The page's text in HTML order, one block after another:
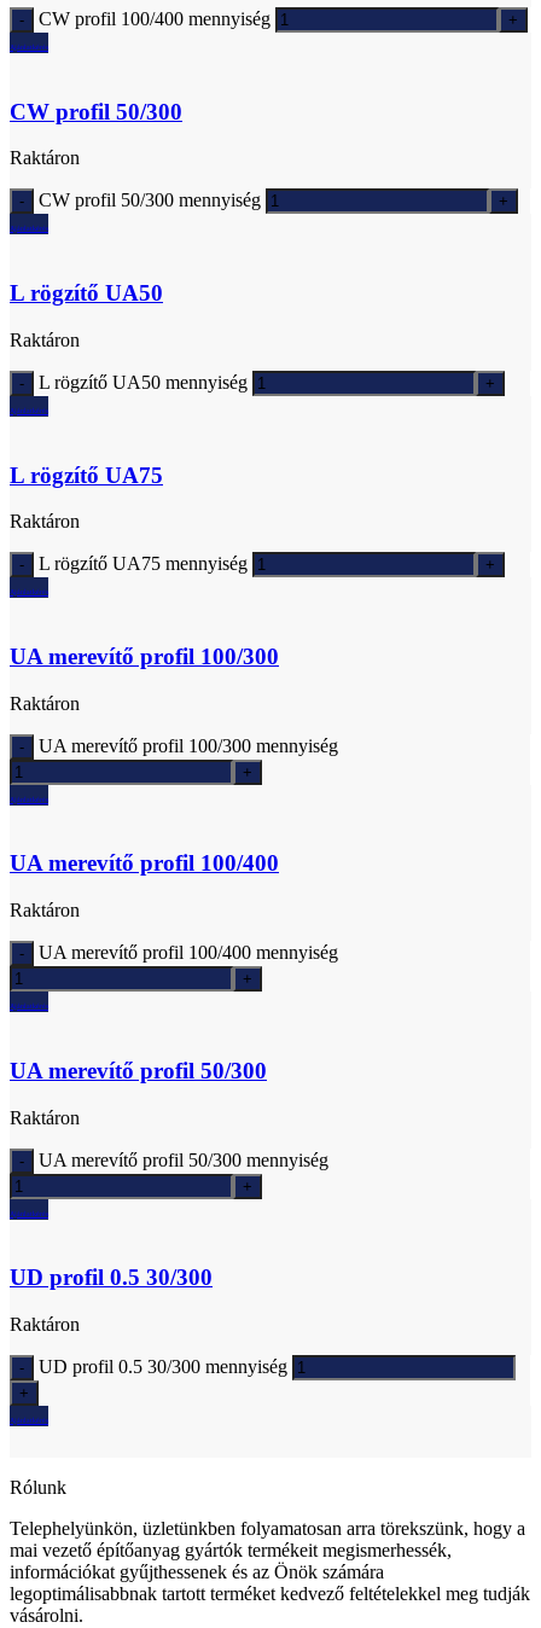
CW profil 100/400 mennyiség
Ajánlatkérés
CW profil 50/300
Raktáron
CW profil 50/300 mennyiség
Ajánlatkérés
L rögzítő UA50
Raktáron
L rögzítő UA50 mennyiség
Ajánlatkérés
L rögzítő UA75
Raktáron
L rögzítő UA75 mennyiség
Ajánlatkérés
UA merevítő profil 100/300
Raktáron
UA merevítő profil 100/300 mennyiség
Ajánlatkérés
UA merevítő profil 100/400
Raktáron
UA merevítő profil 100/400 mennyiség
Ajánlatkérés
UA merevítő profil 50/300
Raktáron
UA merevítő profil 50/300 mennyiség
Ajánlatkérés
UD profil 0.5 30/300
Raktáron
UD profil 0.5 30/300 mennyiség
Ajánlatkérés
Rólunk
Telephelyünkön, üzletünkben folyamatosan arra törekszünk, hogy a
mai vezető építőanyag gyártók termékeit megismerhessék,
információkat gyűjthessenek és az Önök számára
legoptimálisabbnak tartott terméket kedvező feltételekkel meg tudják
vásárolni.